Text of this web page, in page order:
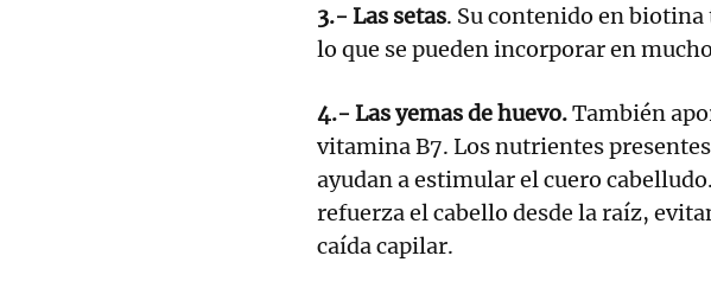
3.- Las setas. Su contenido en
lo que se pueden incorporar en
4.- Las yemas de huevo.También
vitamina B7. Los nutrientes
ayudan a estimular el cuero
refuerza el cabello desde la raíz,
caída capilar.